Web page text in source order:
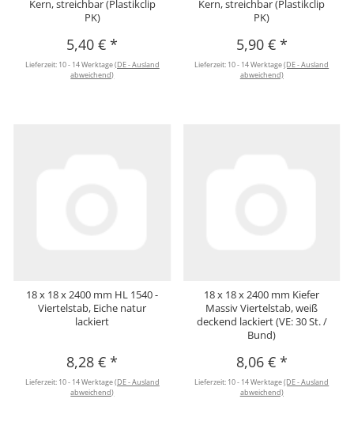
Kern, streichbar (Plastikclip
PK)
5,40 €*
Lieferzeit: 10 - 14 Werktage(DE - Ausland
abweichend)
Kern, streichbar (Plastikclip
PK)
5,90 € *
Lieferzeit: 10 - 14 Werktage(DE - Ausland
abweichend)
18 x 18 x 2400 mm HL 1540 -
Viertelstab, Eiche natur
lackiert
8,28 €*
Lieferzeit: 10 - 14 Werktage(DE - Ausland
abweichend)
18 x 18 x 2400 mm Kiefer
Massiv Viertelstab, weiß
deckend lackiert (VE: 30 St. /
Bund)
8,06 € *
Lieferzeit: 10 - 14 Werktage(DE - Ausland
abweichend)